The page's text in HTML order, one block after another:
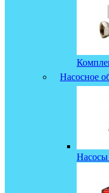
Насосное
Насосы